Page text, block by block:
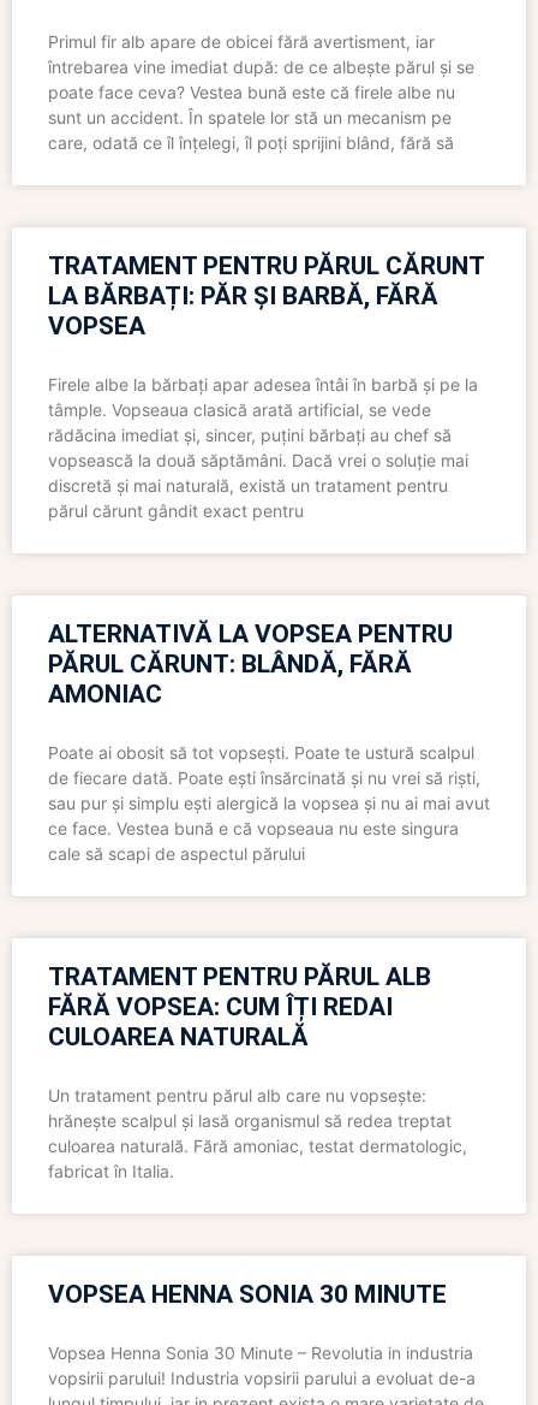
Primul fir alb apare de obicei fără avertisment, iar
întrebarea vine imediat după: de ce albește părul și se
poate face ceva? Vestea bună este că firele albe nu
sunt un accident. În spatele lor stă un mecanism pe
care, odată ce îl înțelegi, îl poți sprijini blând, fără să
TRATAMENT PENTRU PĂRUL CĂRUNT
LA BĂRBAȚI: PĂR ȘI BARBĂ, FĂRĂ
VOPSEA
Firele albe la bărbați apar adesea întâi în barbă și pe la
tâmple. Vopseaua clasică arată artificial, se vede
rădăcina imediat și, sincer, puțini bărbați au chef să
vopsească la două săptămâni. Dacă vrei o soluție mai
discretă și mai naturală, există un tratament pentru
părul cărunt gândit exact pentru
ALTERNATIVĂ LA VOPSEA PENTRU
PĂRUL CĂRUNT: BLÂNDĂ, FĂRĂ
AMONIAC
Poate ai obosit să tot vopsești. Poate te ustură scalpul
de fiecare dată. Poate ești însărcinată și nu vrei să riști,
sau pur și simplu ești alergică la vopsea și nu ai mai avut
ce face. Vestea bună e că vopseaua nu este singura
cale să scapi de aspectul părului
TRATAMENT PENTRU PĂRUL ALB
FĂRĂ VOPSEA: CUM ÎȚI REDAI
CULOAREA NATURALĂ
Un tratament pentru părul alb care nu vopsește:
hrănește scalpul și lasă organismul să redea treptat
culoarea naturală. Fără amoniac, testat dermatologic,
fabricat în Italia.
VOPSEA HENNA SONIA 30 MINUTE
Vopsea Henna Sonia 30 Minute – Revolutia in industria
vopsirii parului! Industria vopsirii parului a evoluat de-a